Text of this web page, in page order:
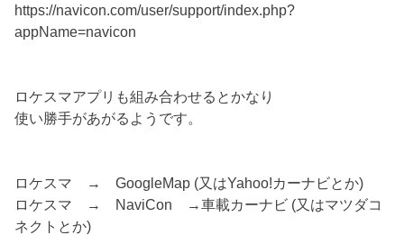
https://navicon.com/user/support/index.php?
appName=navicon
ロケスマアプリも組み合わせるとかなり
使い勝手があがるようです。
ロケスマ → GoogleMap (又はYahoo!カーナビとか)
ロケスマ → NaviCon →車載カーナビ (又はマツダコ
ネクトとか)